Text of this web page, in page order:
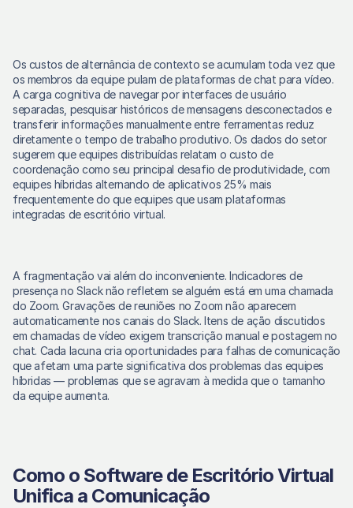
Os custos de alternância de contexto se acumulam toda vez que
os membros da equipe pulam de plataformas de chat para vídeo.
A carga cognitiva de navegar por interfaces de usuário
separadas, pesquisar históricos de mensagens desconectados e
transferir informações manualmente entre ferramentas reduz
diretamente o tempo de trabalho produtivo. Os dados do setor
sugerem que equipes distribuídas relatam o custo de
coordenação como seu principal desafio de produtividade, com
equipes híbridas alternando de aplicativos 25% mais
frequentemente do que equipes que usam plataformas
integradas de escritório virtual.
A fragmentação vai além do inconveniente. Indicadores de
presença no Slack não refletem se alguém está em uma chamada
do Zoom. Gravações de reuniões no Zoom não aparecem
automaticamente nos canais do Slack. Itens de ação discutidos
em chamadas de vídeo exigem transcrição manual e postagem no
chat. Cada lacuna cria oportunidades para falhas de comunicação
que afetam uma parte significativa dos problemas das equipes
híbridas — problemas que se agravam à medida que o tamanho
da equipe aumenta.
Como o Software de Escritório Virtual
Unifica a Comunicação